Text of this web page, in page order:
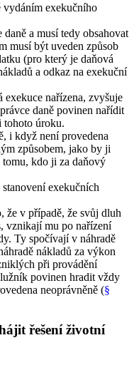
vydáním exekučního
a musí tedy obsahovat
musí být uveden způsob
(pro který je daňová
a odkaz na exekuční
exekuce nařízena, zvyšuje
daně povinen nařídit
tohoto úroku.
i když není provedena
způsobem, jako by ji
kdo ji za daňový
exekučních
že v případě, že svůj dluh
vznikají mu po nařízení
Ty spočívají v náhradě
nákladů za výkon
při provádění
povinen hradit vždy
neoprávněně (§
řešení životní